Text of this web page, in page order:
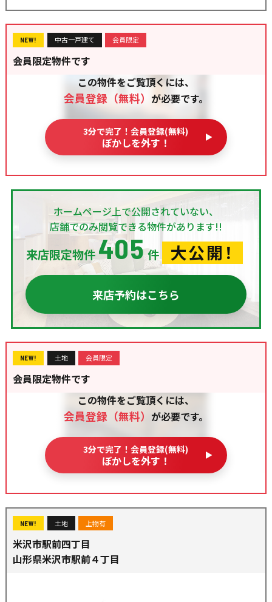
NEW! 中古一戸建て 会員限定
会員限定物件です
この物件をご覧頂くには、
会員登録（無料） が必要です。
3分で完了！会員登録(無料)
ぼかしを外す！
ホームページ上で公開されていない、
店舗でのみ閲覧できる物件があります!!
来店限定物件 405件 大公開！
来店予約はこちら
NEW! 土地 会員限定
会員限定物件です
この物件をご覧頂くには、
会員登録（無料） が必要です。
3分で完了！会員登録(無料)
ぼかしを外す！
NEW! 土地 上物有
米沢市駅前四丁目
山形県米沢市駅前４丁目